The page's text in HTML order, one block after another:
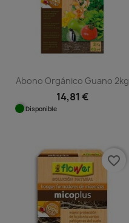
Abono Orgánico Guano 2kg
14,81 €
Disponible
favorite_border